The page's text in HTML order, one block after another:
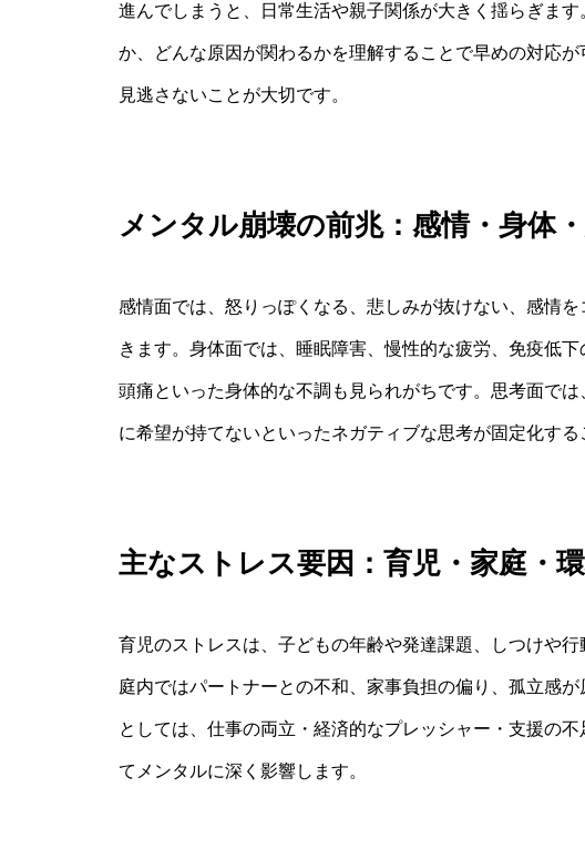
進んでしまうと、日常生活や親子関係が大きく揺らぎま
か、どんな原因が関わるかを理解することで早めの対応
見逃さないことが大切です。
メンタル崩壊の前兆：感情・身体
感情面では、怒りっぽくなる、悲しみが抜けない、感情
きます。身体面では、睡眠障害、慢性的な疲労、免疫低
頭痛といった身体的な不調も見られがちです。思考面で
に希望が持てないといったネガティブな思考が固定化する
主なストレス要因：育児・家庭・
育児のストレスは、子どもの年齢や発達課題、しつけや
庭内ではパートナーとの不和、家事負担の偏り、孤立感
としては、仕事の両立・経済的なプレッシャー・支援の
てメンタルに深く影響します。